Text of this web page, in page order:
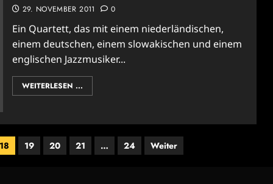
29. NOVEMBER 2011 0
Ein Quartett, das mit einem niederländischen,
einem deutschen, einem slowakischen und einem
englischen Jazzmusiker...
WEITERLESEN ...
18 19 20 21 … 24 Weiter